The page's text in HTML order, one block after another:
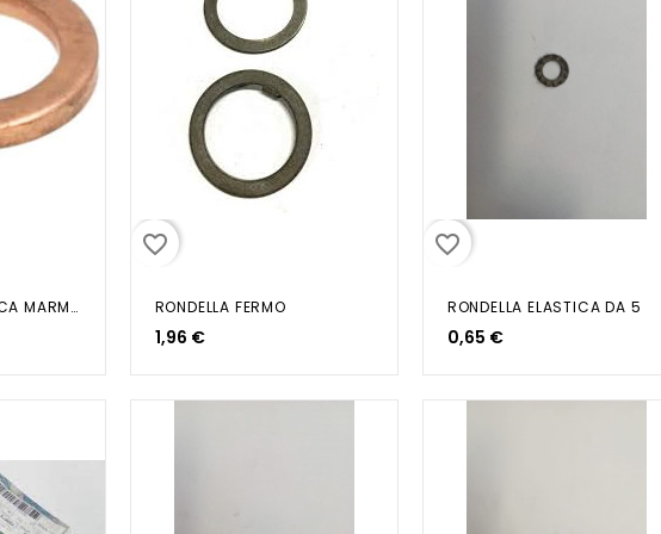
ROSETTA METALLICA MARMITTA...
favorite_border
RONDELLA FERMO
1,96 €
favorite_border
RONDELLA ELASTICA DA 5
0,65 €